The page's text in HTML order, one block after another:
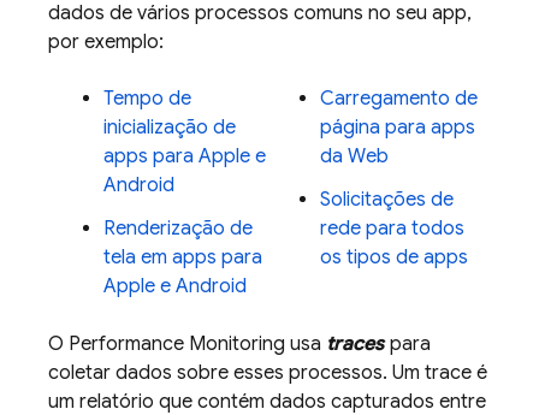
dados de vários processos comuns no seu app,
por exemplo:
Tempo de
inicialização de
apps para Apple e
Android
Renderização de
tela em apps para
Apple e Android
Carregamento de
página para apps
da Web
Solicitações de
rede para todos
os tipos de apps
O Performance Monitoring usa tracespara
coletar dados sobre esses processos. Um trace é
um relatório que contém dados capturados entre